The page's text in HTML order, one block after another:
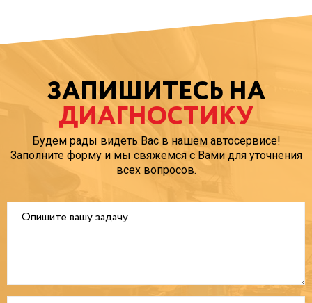
ЗАПИШИТЕСЬ НА
ДИАГНОСТИКУ
Будем рады видеть Вас в нашем автосервисе!
Заполните форму и мы свяжемся с Вами для уточнения
всех вопросов.